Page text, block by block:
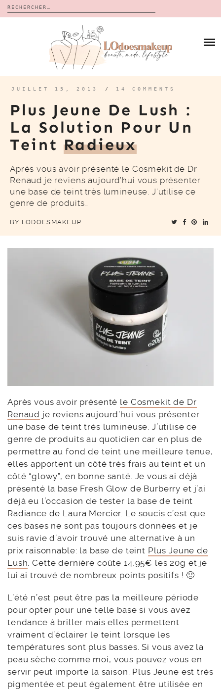
Rechercher :
CALENDRIERS DE L’AVENT
BON PLAN
À PROPOS
CONTACT
JUILLET 15, 2013 / 14 COMMENTS
Plus Jeune De Lush :
La Solution Pour Un
TeintRadieux
Après vous avoir présenté le Cosmekit de Dr
Renaud je reviens aujourd’hui vous présenter
une base de teint très lumineuse. J’utilise ce
genre de produits…
BY LODOESMAKEUP
Après vous avoir présenté le Cosmekit de Dr
Renaud je reviens aujourd’hui vous présenter
une base de teint très lumineuse. J’utilise ce
genre de produits au quotidien car en plus de
permettre au fond de teint une meilleure tenue,
elles apportent un côté très frais au teint et un
côté “glowy”, en bonne santé. Je vous ai déjà
présenté la base Fresh Glow de Burberry et j’ai
déjà eu l’occasion de tester la base de teint
Radiance de Laura Mercier. Le soucis c’est que
ces bases ne sont pas toujours données et je
suis ravie d’avoir trouvé une alternative à un
prix raisonnable: la base de teint Plus Jeune de
Lush. Cette dernière coûte 14,95€ les 20g et je
lui ai trouvé de nombreux points positifs ! 🙂
L’été n’est peut être pas la meilleure période
pour opter pour une telle base si vous avez
tendance à briller mais elles permettent
vraiment d’éclairer le teint lorsque les
températures sont plus basses. Si vous avez la
peau sèche comme moi, vous pouvez vous en
servir peut importe la saison. Plus Jeune est très
pigmentée et peut également être utilisée en